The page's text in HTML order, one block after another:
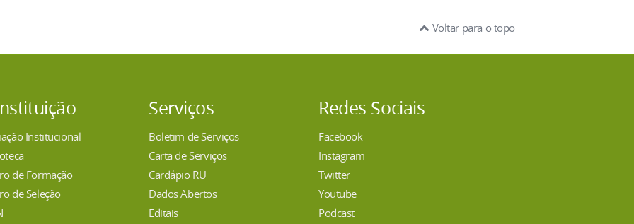
Voltar para o topo
Institucional
de Formação
de Seleção
Serviços
Boletim de Serviços
Carta de Serviços
Cardápio RU
Dados Abertos
Editais
Redes Sociais
Facebook
Instagram
Twitter
Youtube
Podcast